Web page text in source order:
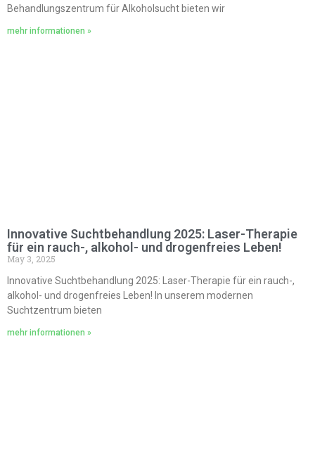
Behandlungszentrum für Alkoholsucht bieten wir
mehr informationen »
Innovative Suchtbehandlung 2025: Laser-Therapie
für ein rauch-, alkohol- und drogenfreies Leben!
May 3, 2025
Innovative Suchtbehandlung 2025: Laser-Therapie für ein rauch-,
alkohol- und drogenfreies Leben! In unserem modernen
Suchtzentrum bieten
mehr informationen »